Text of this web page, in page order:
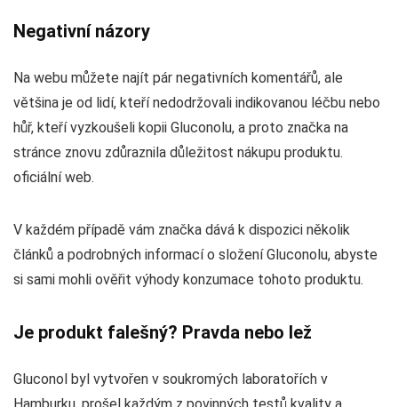
Negativní názory
Na webu můžete najít pár negativních komentářů, ale
většina je od lidí, kteří nedodržovali indikovanou léčbu nebo
hůř, kteří vyzkoušeli kopii Gluconolu, a proto značka na
stránce znovu zdůraznila důležitost nákupu produktu.
oficiální web.
V každém případě vám značka dává k dispozici několik
článků a podrobných informací o složení Gluconolu, abyste
si sami mohli ověřit výhody konzumace tohoto produktu.
Je produkt falešný? Pravda nebo lež
Gluconol byl vytvořen v soukromých laboratořích v